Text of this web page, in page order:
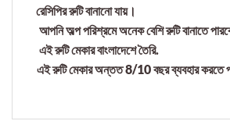
রেসিপির রুটি বানানো যায়।
আপনি অল্প পরিশ্রমে অনেক বেশি রুটি বানাতে
এই রুটি মেকার বাংলাদেশে তৈরি.
এই রুটি মেকার অন্তত 8/10 বছর ব্যবহার করতে